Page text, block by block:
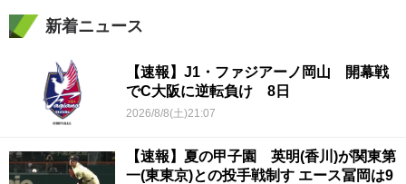
新着ニュース
【速報】J1・ファジアーノ岡山 開幕戦
でC大阪に逆転負け 8日
2026/8/8(土)21:07
【速報】夏の甲子園 英明(香川)が関東第
一(東東京)との投手戦制す エース冨岡は9